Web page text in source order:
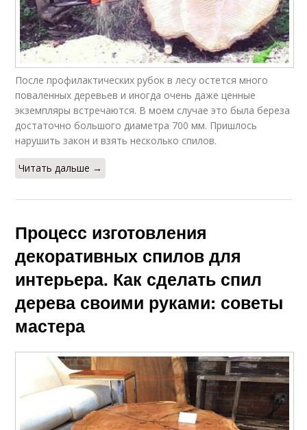
После профилактических рубок в лесу остется много
поваленных деревьев и иногда очень даже ценные
экземпляры встречаются. В моем случае это была береза
достаточно большого диаметра 700 мм. Пришлось
нарушить закон и взять несколько спилов.
Читать дальше →
Процесс изготовления
декоративных спилов для
интерьера. Как сделать спил
дерева своими руками: советы
мастера